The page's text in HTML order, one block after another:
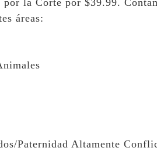
la Corte por $39.99.
áreas:
Paternidad Altamente